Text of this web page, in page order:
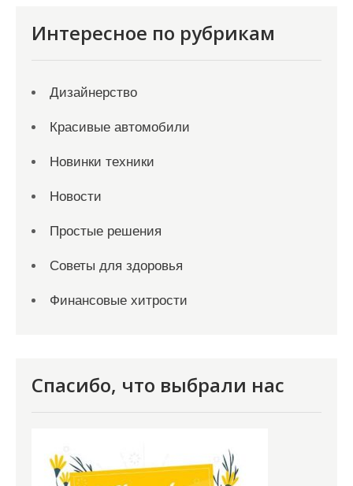
Интересное по рубрикам
Дизайнерство
Красивые автомобили
Новинки техники
Новости
Простые решения
Советы для здоровья
Финансовые хитрости
Спасибо, что выбрали нас